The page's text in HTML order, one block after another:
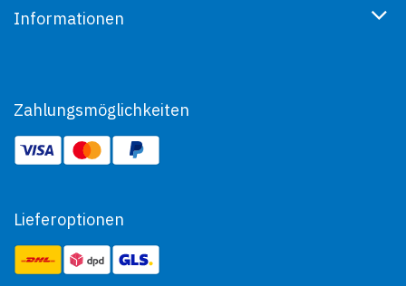
Informationen
Zahlungsmöglichkeiten
Lieferoptionen